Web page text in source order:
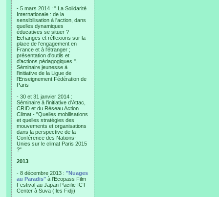
- 5 mars 2014 : " La Solidarité
Internationale : de la
sensibilisation à l'action, dans
quelles dynamiques
éducatives se situer ?
Echanges et réflexions sur la
place de l'engagement en
France et à l'étranger ;
présentation d'outils et
d'actions pédagogiques ".
Séminaire jeunesse à
l'initiative de la Ligue de
l'Enseignement Fédération de
Paris
- 30 et 31 janvier 2014 :
Séminaire à l'initiative d'Attac,
CRID et du Réseau Action
Climat - "Quelles mobilisations
et quelles stratégies des
mouvements et organisations
dans la perspective de la
Conférence des Nations-
Unies sur le climat Paris 2015
?"
2013
- 8 décembre 2013 : "Nuages
au Paradis" à l'Ecopass Film
Festival au Japan Pacific ICT
Center à Suva (Iles Fidji)